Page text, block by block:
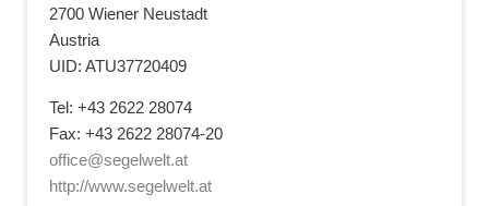
2700 Wiener Neustadt
Austria
UID: ATU37720409
Tel: +43 2622 28074
Fax: +43 2622 28074-20
office@segelwelt.at
http://www.segelwelt.at